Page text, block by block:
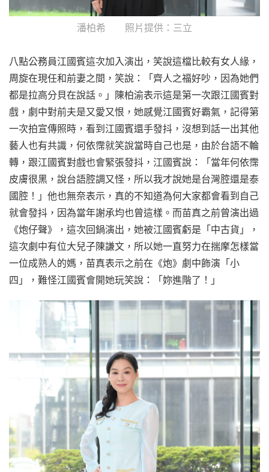
潘柏希 照片提供：三立
八點公務員江國賓這次加入演出，笑說這檔比較有女人緣，
周旋在現任和前妻之間，笑說：「齊人之福好吵，因為她們
都是拉高分貝在說話。」陳柏渝表示這是第一次跟江國賓對
戲，劇中對前夫是又愛又恨，她感覺江國賓好霸氣，記得第
一次拍宣傳照時，看到江國賓還手發抖，沒想到話一出其他
藝人也有共識，何依霈就笑說當時自己也是，由於台語不輪
轉，跟江國賓對戲也會緊張發抖，江國賓說：「當年何依霈
皮膚很黑，說台語腔調又怪，所以我才說她是台灣腔還是泰
國腔！」他也無奈表示，真的不知道為何大家都會看到自己
就會發抖，因為當年謝承均也曾這樣。而苗真之前曾演出過
《炮仔聲》，這次回鍋演出，她被江國賓虧是「中古貨」，
這次劇中有位大兒子陳謙文，所以她一直努力在揣摩怎樣當
一位成熟人的媽，苗真表示之前在《炮》劇中飾演「小
四」，難怪江國賓會開她玩笑說：「妳進階了！」